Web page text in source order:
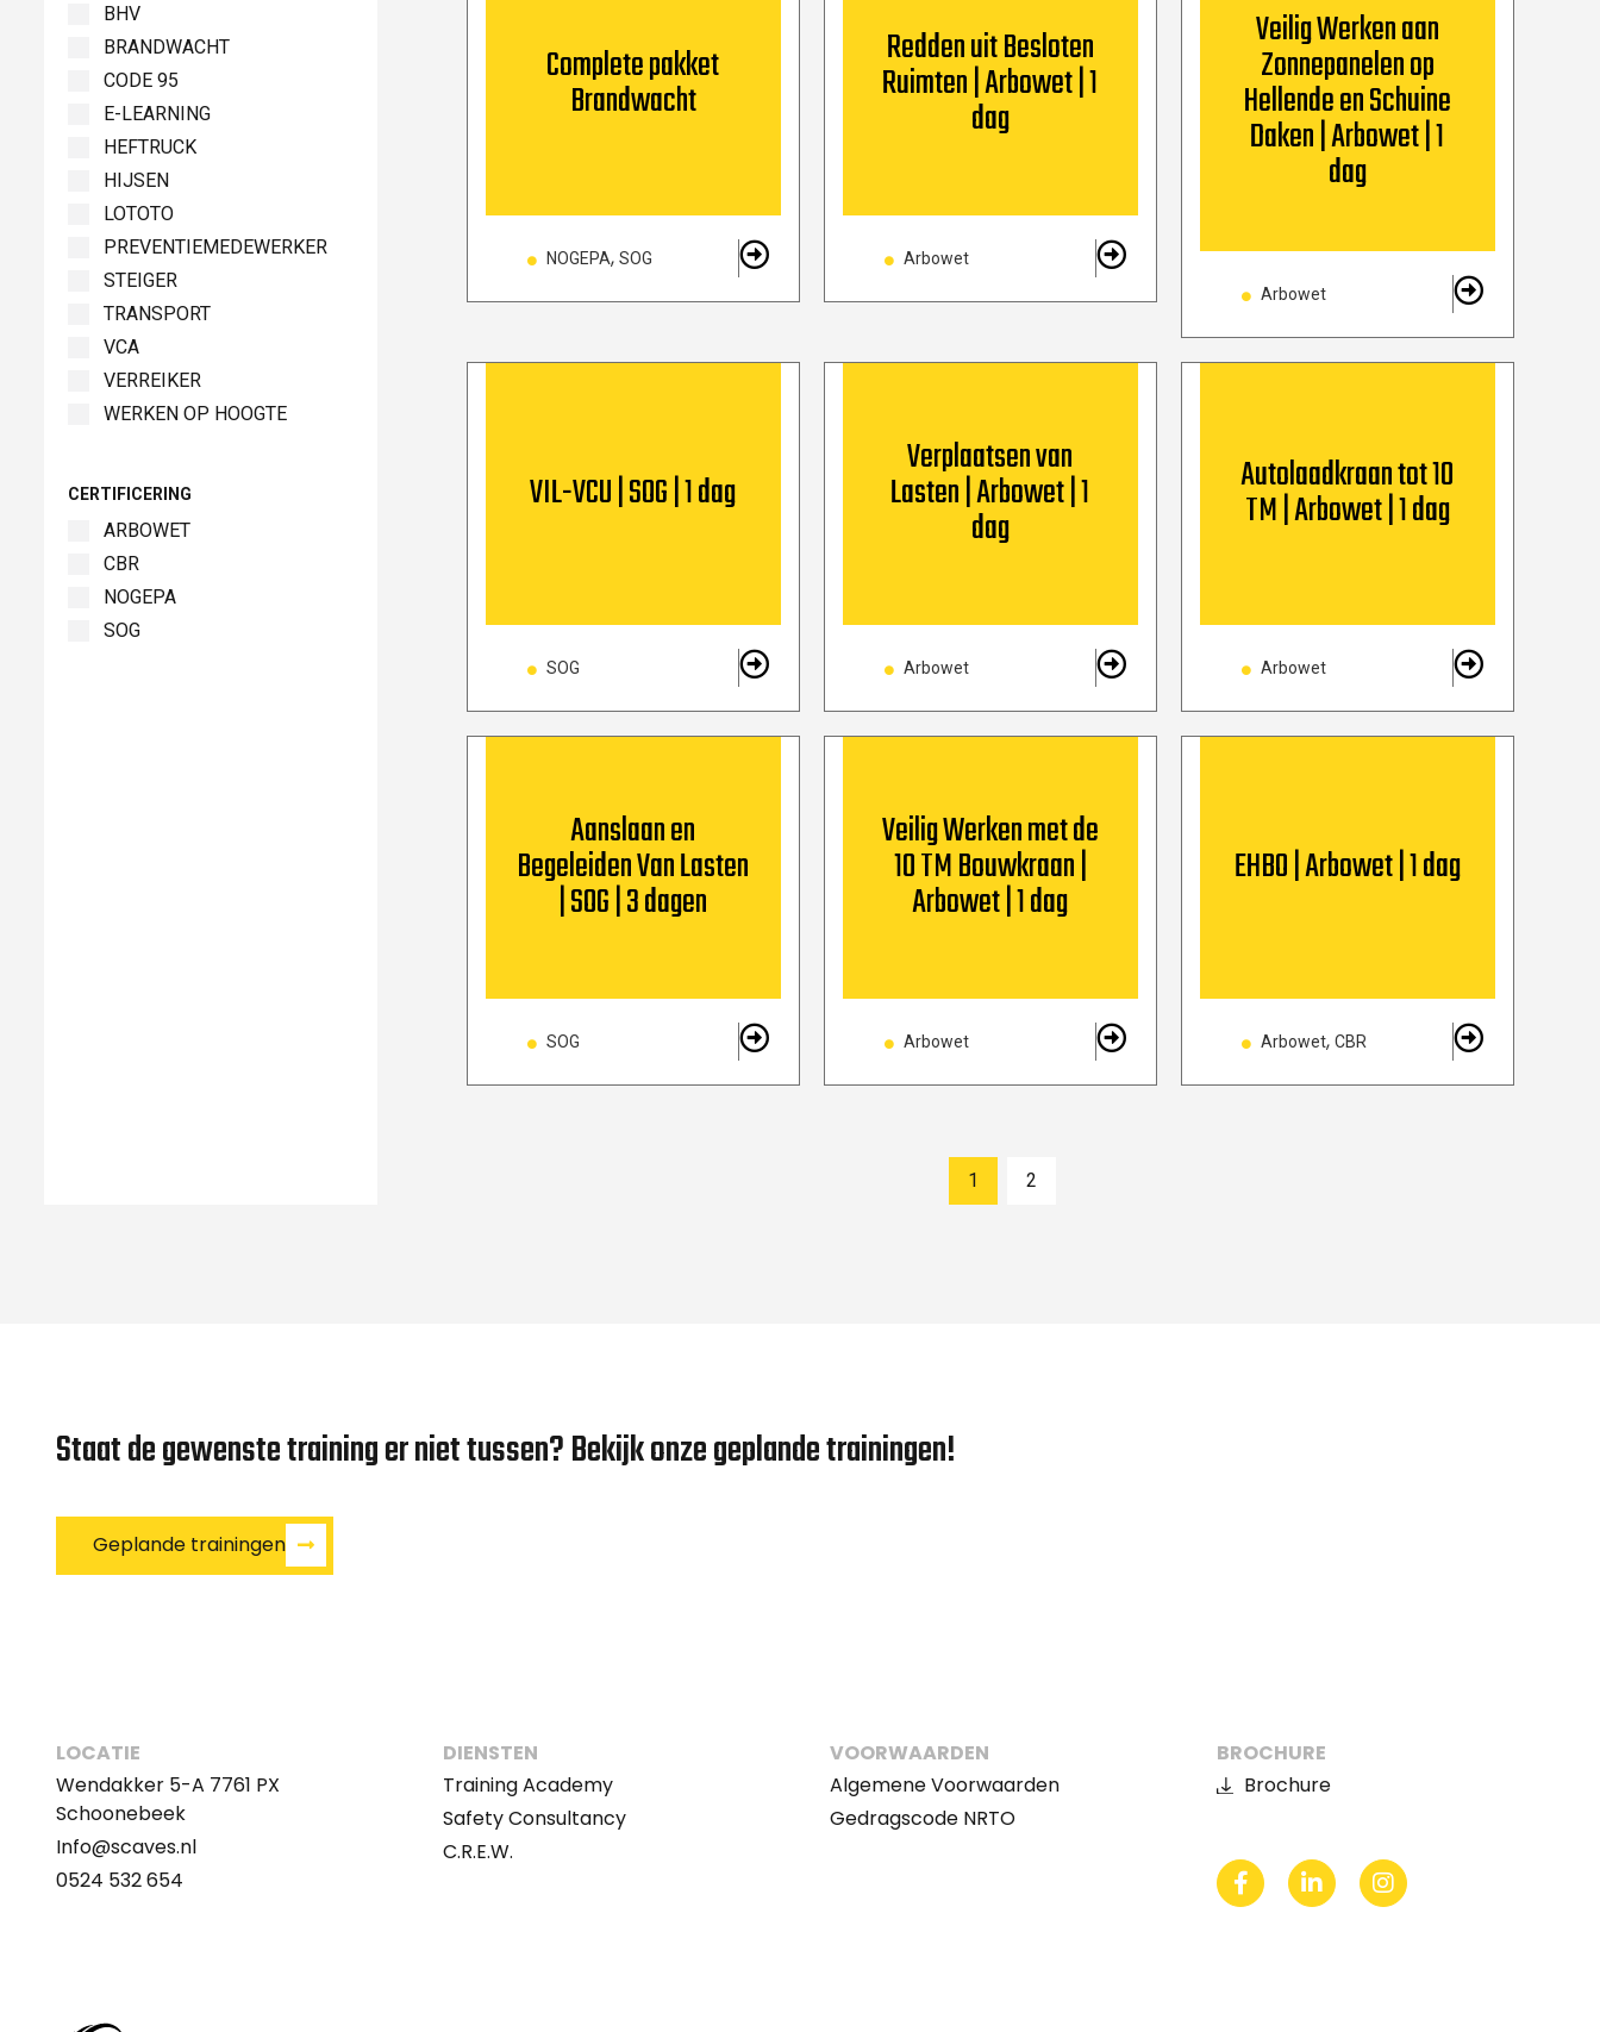
BHV
BRANDWACHT
CODE 95
E-LEARNING
HEFTRUCK
HIJSEN
LOTOTO
PREVENTIEMEDEWERKER
STEIGER
TRANSPORT
VCA
VERREIKER
WERKEN OP HOOGTE
CERTIFICERING
ARBOWET
CBR
NOGEPA
SOG
Complete pakket
Brandwacht
NOGEPA, SOG
Redden uit Besloten
Ruimten | Arbowet | 1
dag
Arbowet
Veilig Werken aan
Zonnepanelen op
Hellende en Schuine
Daken | Arbowet | 1
dag
Arbowet
VIL-VCU | SOG | 1 dag
SOG
Verplaatsen van
Lasten | Arbowet | 1
dag
Arbowet
Autolaadkraan tot 10
TM | Arbowet | 1 dag
Arbowet
Aanslaan en
Begeleiden Van Lasten
| SOG | 3 dagen
SOG
Veilig Werken met de
10 TM Bouwkraan |
Arbowet | 1 dag
Arbowet
EHBO | Arbowet | 1 dag
Arbowet, CBR
1 2
Staat de gewenste training er niet tussen? Bekijk onze geplande trainingen!
Geplande trainingen
LOCATIE
Wendakker 5-A 7761 PX
Schoonebeek
Info@scaves.nl
0524 532 654
DIENSTEN
Training Academy
Safety Consultancy
C.R.E.W.
VOORWAARDEN
Algemene Voorwaarden
Gedragscode NRTO
BROCHURE
Brochure